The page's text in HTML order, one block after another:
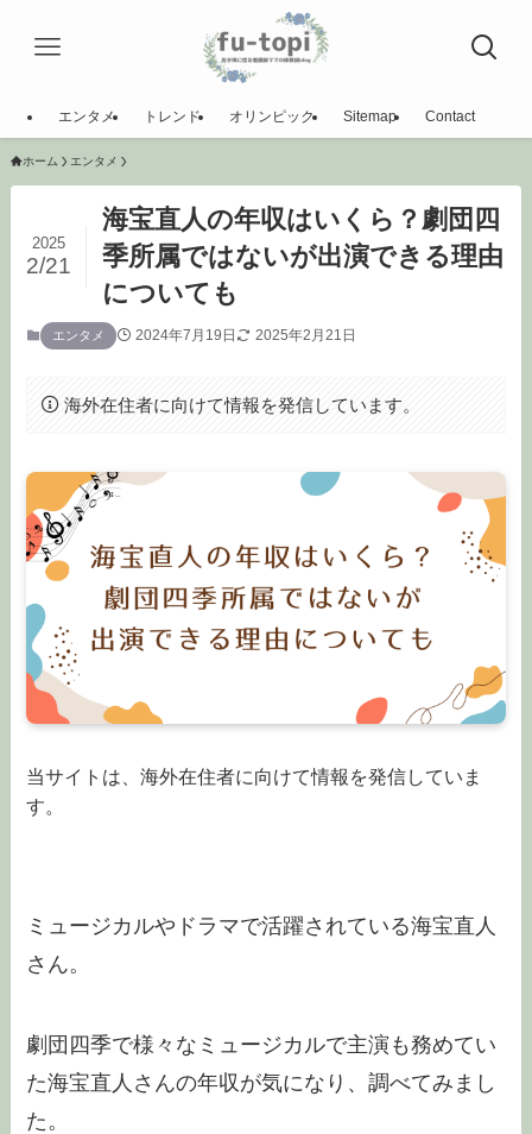
エンタメ トレンド オリンピック Sitemap Contact
ホーム エンタメ
海宝直人の年収はいくら？劇団四
季所属ではないが出演できる理由
についても
2025
2/21
エンタメ 2024年7月19日 2025年2月21日
海外在住者に向けて情報を発信しています。
当サイトは、海外在住者に向けて情報を発信していま
す。
ミュージカルやドラマで活躍されている海宝直人
さん。
劇団四季で様々なミュージカルで主演も務めてい
た海宝直人さんの年収が気になり、調べてみまし
た。